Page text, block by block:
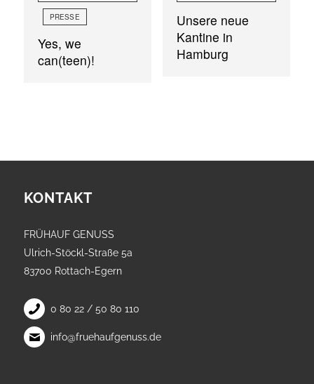
PRESSE
Yes, we
can(teen)!
Unsere neue
Kantine in
Hamburg
KONTAKT
FRÜHAUF GENUSS
Ulrich-Stöckl-Straße 5a
83700 Rottach-Egern
0 80 22 / 50 80 110
info@fruehaufgenuss.de